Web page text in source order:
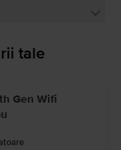
tale
Gen Wifi